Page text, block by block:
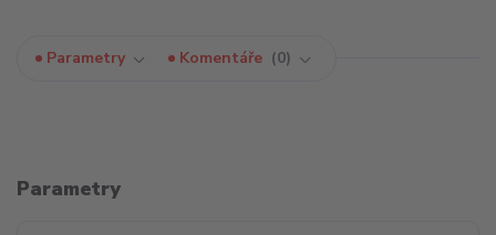
Parametry Komentáře 0
Parametry